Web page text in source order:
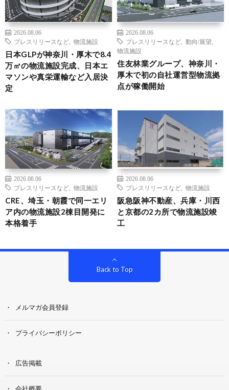
2026.08.06
プレスリリースなど
物流施設
日本GLPが神奈川・厚木で8.4
万㎡の物流施設完成、日本エ
マソンや真栄運輸など入居決
定
2026.08.06
プレスリリースなど
動向/展望
物流施設
住友林業グループ、神奈川・
厚木で初の自社運営型物流拠
点が稼働開始
2026.08.06
プレスリリースなど
物流施設
CRE、埼玉・朝霞で同一エリ
ア内の物流施設2棟目開発に
本格着手
2026.08.06
プレスリリースなど
物流施設
阪急阪神不動産、兵庫・川西
と京都の2カ所で物流施設竣
工
Back to Top
メルマガ会員登録
プライバシーポリシー
広告掲載